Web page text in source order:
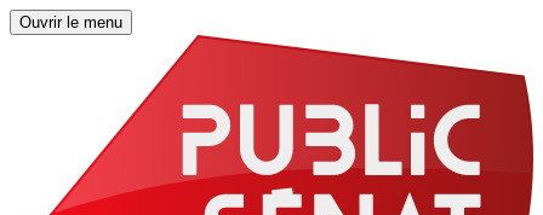
Ouvrir le menu